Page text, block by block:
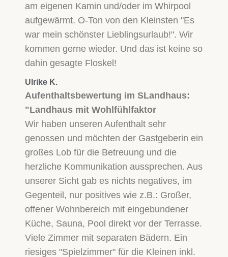
am eigenen Kamin und/oder im Whirpool
aufgewärmt. O-Ton von den Kleinsten "Es
war mein schönster Lieblingsurlaub!". Wir
kommen gerne wieder. Und das ist keine so
dahin gesagte Floskel!
Ulrike K.
Aufenthaltsbewertung im SLandhaus:
"Landhaus mit Wohlfühlfaktor
Wir haben unseren Aufenthalt sehr
genossen und möchten der Gastgeberin ein
großes Lob für die Betreuung und die
herzliche Kommunikation aussprechen. Aus
unserer Sicht gab es nichts negatives, im
Gegenteil, nur positives wie z.B.: Großer,
offener Wohnbereich mit eingebundener
Küche, Sauna, Pool direkt vor der Terrasse.
Viele Zimmer mit separaten Bädern. Ein
riesiges "Spielzimmer" für die Kleinen inkl.